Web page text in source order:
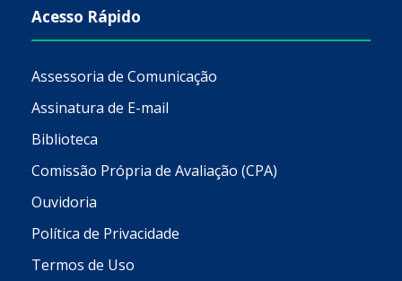
Acesso Rápido
Assessoria de Comunicação
Assinatura de E-mail
Biblioteca
Comissão Própria de Avaliação (CPA)
Ouvidoria
Política de Privacidade
Termos de Uso